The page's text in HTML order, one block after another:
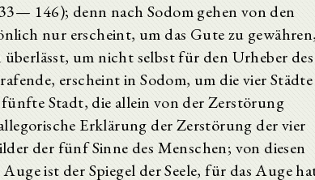
146); denn nach Sodom gehen von den
nur erscheint, um das Gute zu
um nicht selbst für den Urheber des
erscheint in Sodom, um die vier Städte
Stadt, die allein von der Zerstörung
Erklärung der Zerstörung der vier
der fünf Sinne des Menschen; von diesen
ist der Spiegel der Seele, für das Auge